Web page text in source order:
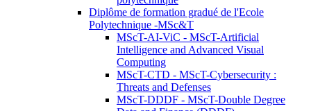
Diplôme de formation gradué de l'Ecole
Polytechnique -MSc&T
MScT-AI-ViC - MScT-Artificial
Intelligence and Advanced Visual
Computing
MScT-CTD - MScT-Cybersecurity :
Threats and Defenses
MScT-DDDF - MScT-Double Degree